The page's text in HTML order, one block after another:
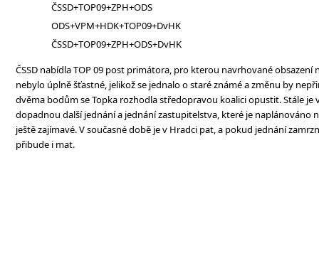
ČSSD+TOP09+ZPH+ODS
ODS+VPM+HDK+TOP09+DvHK
ČSSD+TOP09+ZPH+ODS+DvHK
ČSSD nabídla TOP 09 post primátora, pro kterou navrhované obsazení
nebylo úplně šťastné, jelikož se jednalo o staré známé a změnu by
dvěma bodům se Topka rozhodla středopravou koalici opustit. Stále je
dopadnou další jednání a jednání zastupitelstva, které je naplánováno
ještě zajímavé. V současné době je v Hradci pat, a pokud jednání
přibude i mat.